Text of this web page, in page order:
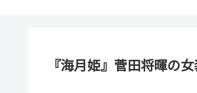
『海月姫』菅田将暉の